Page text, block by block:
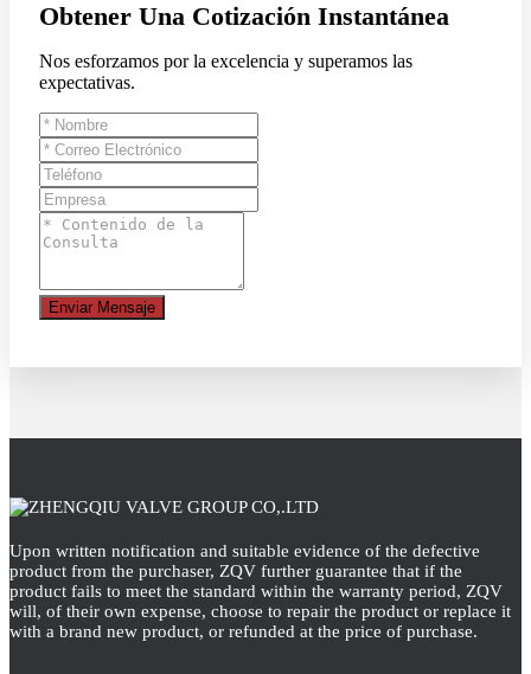
Obtener Una Cotización Instantánea
Nos esforzamos por la excelencia y superamos las
expectativas.
Enviar Mensaje
Upon written notification and suitable evidence of the defective
product from the purchaser, ZQV further guarantee that if the
product fails to meet the standard within the warranty period, ZQV
will, of their own expense, choose to repair the product or replace it
with a brand new product, or refunded at the price of purchase.